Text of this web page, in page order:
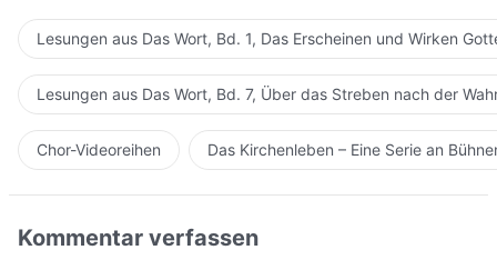
Lesungen aus Das Wort, Bd. 1, Das Erscheinen und Wirken
Lesungen aus Das Wort, Bd. 7, Über das Streben nach der
Chor-Videoreihen Das Kirchenleben – Eine Serie an
Kommentar verfassen